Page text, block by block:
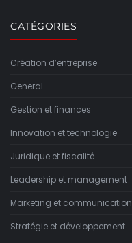
CATÉGORIES
Création d’entreprise
General
Gestion et finances
Innovation et technologie
Juridique et fiscalité
Leadership et management
Marketing et communication
Stratégie et développement